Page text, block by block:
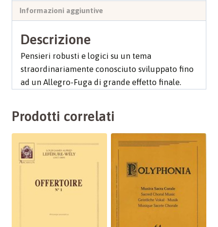
Informazioni aggiuntive
Descrizione
Pensieri robusti e logici su un tema
straordinariamente conosciuto sviluppato fino
ad un Allegro-Fuga di grande effetto finale.
Prodotti correlati